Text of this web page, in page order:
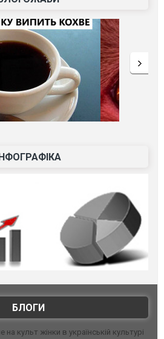
ІНФОГРАФІКА
БЛОГИ
на культ жінки в українській культурі